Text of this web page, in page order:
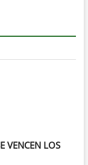
VENCEN LOS